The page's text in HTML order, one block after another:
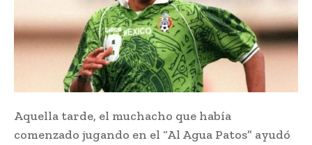
Aquella tarde, el muchacho que había
comenzado jugando en el “Al Agua Patos” ayudó